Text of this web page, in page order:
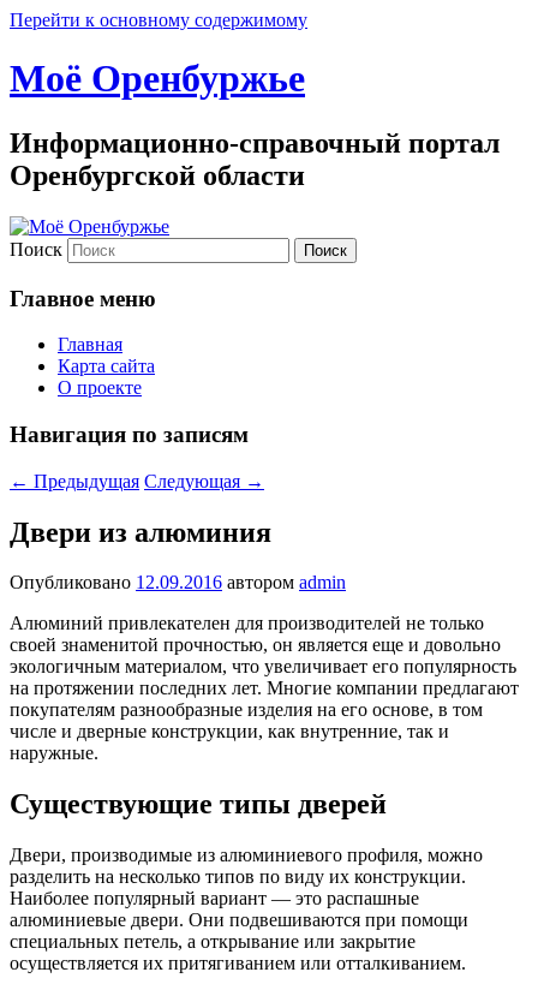
Перейти к основному содержимому
Моё Оренбуржье
Информационно-справочный портал
Оренбургской области
Поиск
Главное меню
Главная
Карта сайта
О проекте
Навигация по записям
← Предыдущая Следующая →
Двери из алюминия
Опубликовано 12.09.2016 автором admin
Алюминий привлекателен для производителей не только
своей знаменитой прочностью, он является еще и довольно
экологичным материалом, что увеличивает его популярность
на протяжении последних лет. Многие компании предлагают
покупателям разнообразные изделия на его основе, в том
числе и дверные конструкции, как внутренние, так и
наружные.
Существующие типы дверей
Двери, производимые из алюминиевого профиля, можно
разделить на несколько типов по виду их конструкции.
Наиболее популярный вариант — это распашные
алюминиевые двери. Они подвешиваются при помощи
специальных петель, а открывание или закрытие
осуществляется их притягиванием или отталкиванием.